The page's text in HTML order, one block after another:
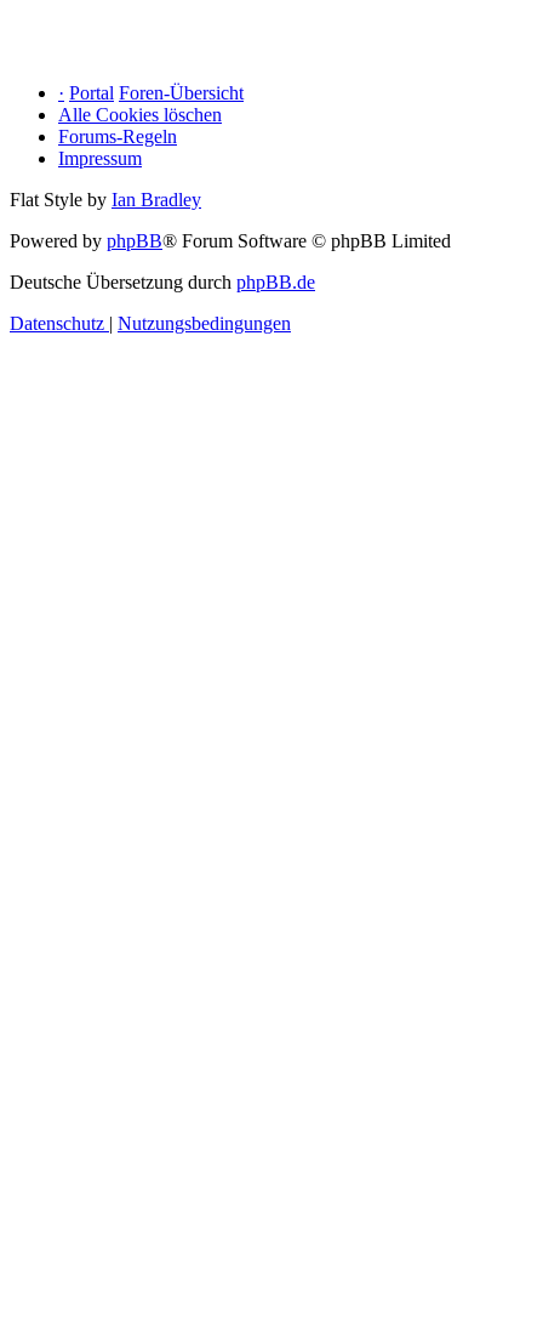
· Portal Foren-Übersicht
Alle Cookies löschen
Forums-Regeln
Impressum
Flat Style by Ian Bradley
Powered by phpBB® Forum Software © phpBB Limited
Deutsche Übersetzung durch phpBB.de
Datenschutz | Nutzungsbedingungen